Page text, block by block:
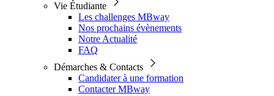
Vie Étudiante
Les challenges MBway
Nos prochains évènements
Notre Actualité
FAQ
Démarches & Contacts
Candidater à une formation
Contacter MBway